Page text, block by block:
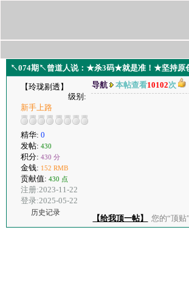
↖074期↖曾道人说：★杀3码★就是准！★坚持原
【玲珑剔透】
级别:
新手上路
精华: 0
发帖: 430
积分: 430 分
金钱: 152 RMB
贡献值: 430 点
注册:2023-11-22
登录:2025-05-22
历史记录
导航 本帖查看10102次
【给我顶一帖】 您的“顶贴